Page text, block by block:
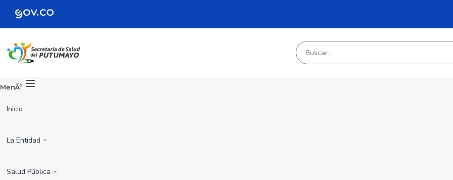
MenÃº
Inicio
La Entidad
Salud Pública